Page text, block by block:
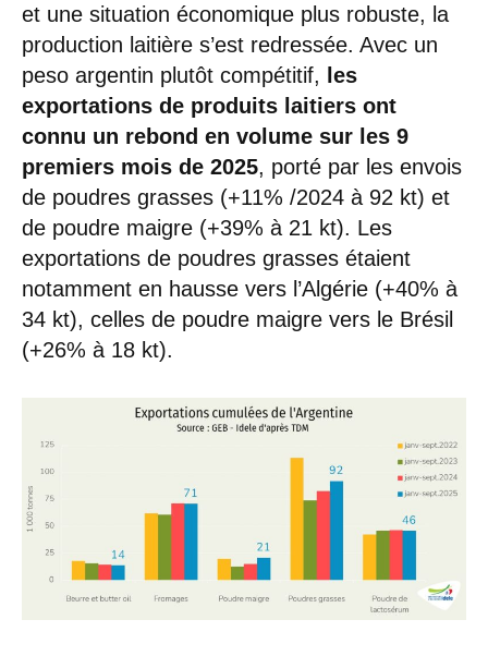
et une situation économique plus robuste, la
production laitière s’est redressée. Avec un
peso argentin plutôt compétitif,
les
exportations de produits laitiers ont
connu un rebond en volume sur les 9
premiers mois de 2025, porté par les envois
de poudres grasses (+11% /2024 à 92 kt) et
de poudre maigre (+39% à 21 kt). Les
exportations de poudres grasses étaient
notamment en hausse vers l’Algérie (+40% à
34 kt), celles de poudre maigre vers le Brésil
(+26% à 18 kt).